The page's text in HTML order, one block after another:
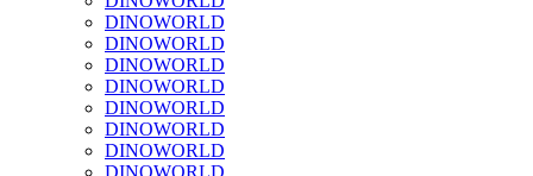
DINOWORLD
DINOWORLD
DINOWORLD
DINOWORLD
DINOWORLD
DINOWORLD
DINOWORLD
DINOWORLD